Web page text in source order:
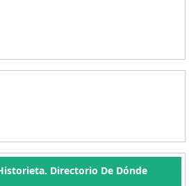
Directorio De Dónde